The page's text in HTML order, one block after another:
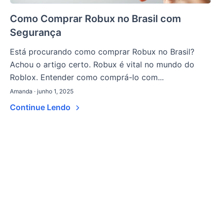
Como Comprar Robux no Brasil com
Segurança
Está procurando como comprar Robux no Brasil?
Achou o artigo certo. Robux é vital no mundo do
Roblox. Entender como comprá-lo com...
Amanda · junho 1, 2025
Continue Lendo